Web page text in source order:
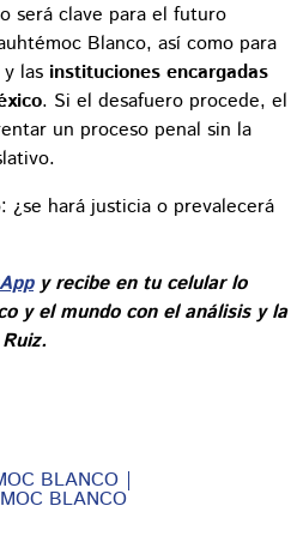
será clave para el futuro
Blanco, así como para
las instituciones encargadas
. Si el desafuero procede, el
un proceso penal sin la
¿se hará justicia o prevalecerá
y recibe en tu celular lo
y el mundo con el análisis y la
BLANCO
BLANCO